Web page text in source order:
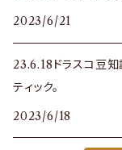
2023/6/21
23.6.18ドラスコ豆
ティック。
2023/6/18